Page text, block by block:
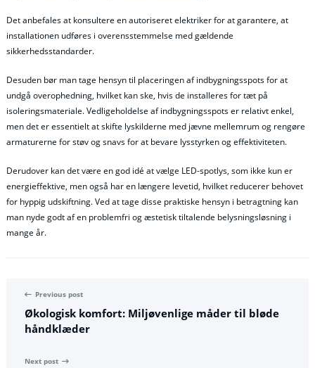
Det anbefales at konsultere en autoriseret elektriker for at garantere, at
installationen udføres i overensstemmelse med gældende
sikkerhedsstandarder.
Desuden bør man tage hensyn til placeringen af indbygningsspots for at
undgå overophedning, hvilket kan ske, hvis de installeres for tæt på
isoleringsmateriale. Vedligeholdelse af indbygningsspots er relativt enkel,
men det er essentielt at skifte lyskilderne med jævne mellemrum og rengøre
armaturerne for støv og snavs for at bevare lysstyrken og effektiviteten.
Derudover kan det være en god idé at vælge LED-spotlys, som ikke kun er
energieffektive, men også har en længere levetid, hvilket reducerer behovet
for hyppig udskiftning. Ved at tage disse praktiske hensyn i betragtning kan
man nyde godt af en problemfri og æstetisk tiltalende belysningsløsning i
mange år.
Previous post
Økologisk komfort: Miljøvenlige måder til bløde
håndklæder
Next post